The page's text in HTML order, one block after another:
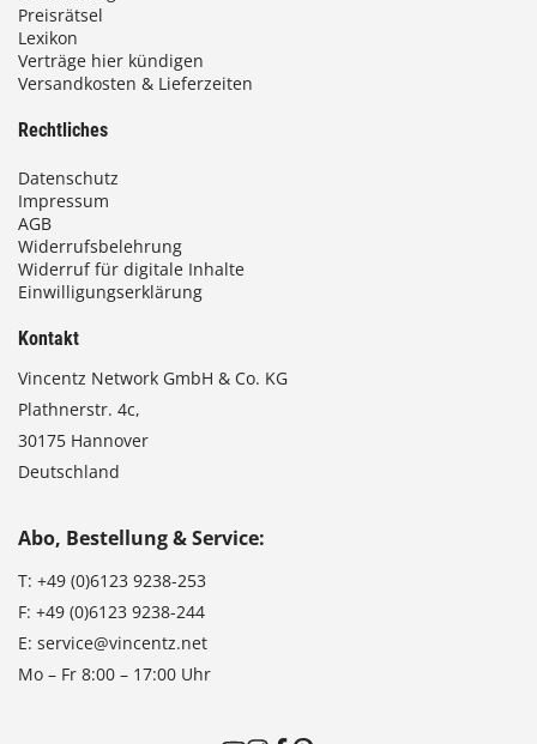
Preisrätsel
Lexikon
Verträge hier kündigen
Versandkosten & Lieferzeiten
Rechtliches
Datenschutz
Impressum
AGB
Widerrufsbelehrung
Widerruf für digitale Inhalte
Einwilligungserklärung
Kontakt
Vincentz Network GmbH & Co. KG
Plathnerstr. 4c,
30175 Hannover
Deutschland
Abo, Bestellung & Service:
T: +49 (0)6123 9238-253
F: +49 (0)6123 9238-244
E: service@vincentz.net
Mo – Fr 8:00 – 17:00 Uhr